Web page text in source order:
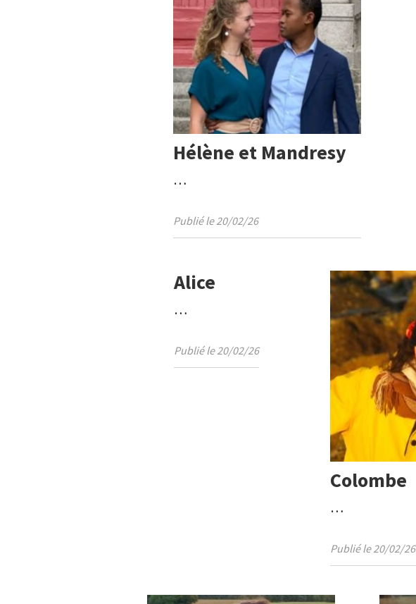
Hélène et Mandresy
…
Publié le 20/02/26
Alice
…
Publié le 20/02/26
Colombe
…
Publié le 20/02/26